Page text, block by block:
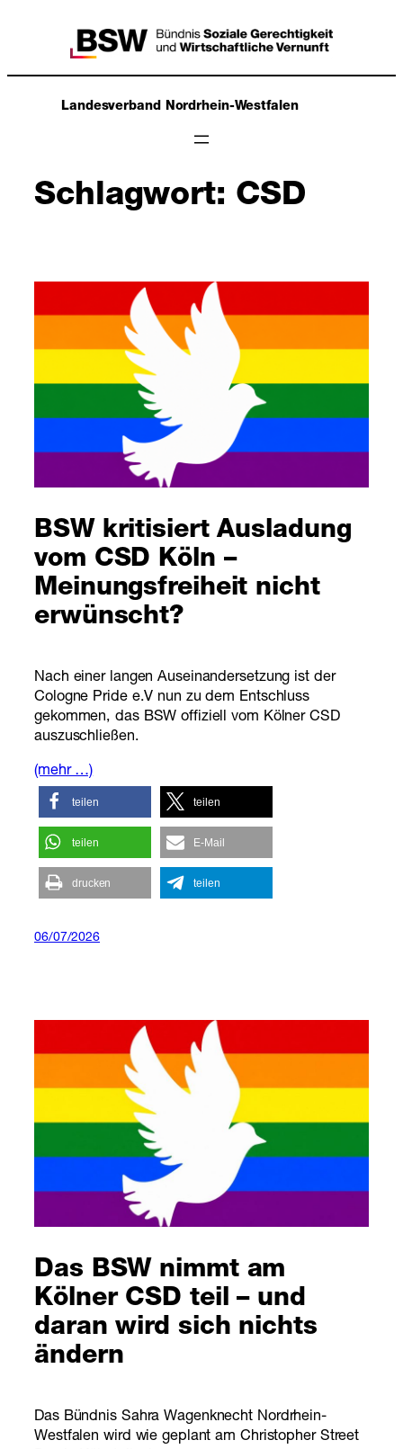
Landesverband Nordrhein-Westfalen
Schlagwort: CSD
BSW kritisiert Ausladung
vom CSD Köln –
Meinungsfreiheit nicht
erwünscht?
Nach einer langen Auseinandersetzung ist der
Cologne Pride e.V nun zu dem Entschluss
gekommen, das BSW offiziell vom Kölner CSD
auszuschließen.
(mehr …)
teilen teilen
teilen E-Mail
drucken teilen
06/07/2026
Das BSW nimmt am
Kölner CSD teil – und
daran wird sich nichts
ändern
Das Bündnis Sahra Wagenknecht Nordrhein-
Westfalen wird wie geplant am Christopher Street